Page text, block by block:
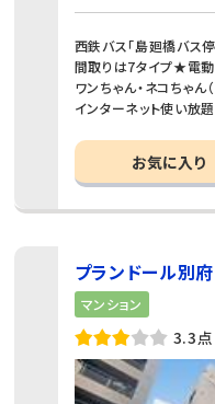
西鉄バス「島廻橋バス停
間取りは7タイプ★電
ワンちゃん・ネコちゃん
インターネット使い放
お気に入り
プランドール別府
マンション
3.3点